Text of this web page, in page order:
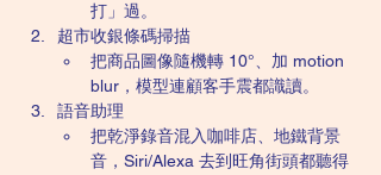
打」過。
超市收銀條碼掃描
把商品圖像隨機轉 10°、加 motion
blur，模型連顧客手震都識讀。
語音助理
把乾淨錄音混入咖啡店、地鐵背景
音，Siri/Alexa 去到旺角街頭都聽得